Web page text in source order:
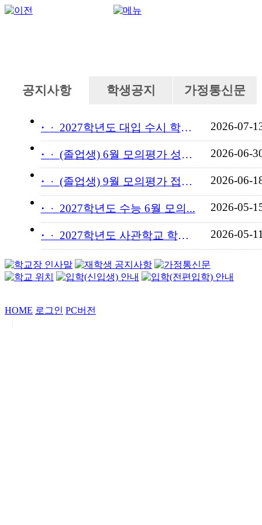
공지사항 학생공지 가정통신문
· 2027학년도 대입 수시 학교... 2026-07-
· (졸업생) 6월 모의평가 성적... 2026-06-
· (졸업생) 9월 모의평가 접수... 2026-06-
· 2027학년도 수능 6월 모의... 2026-05-
· 2027학년도 사관학교 학교장... 2026-05-
HOME 로그인 PC버전